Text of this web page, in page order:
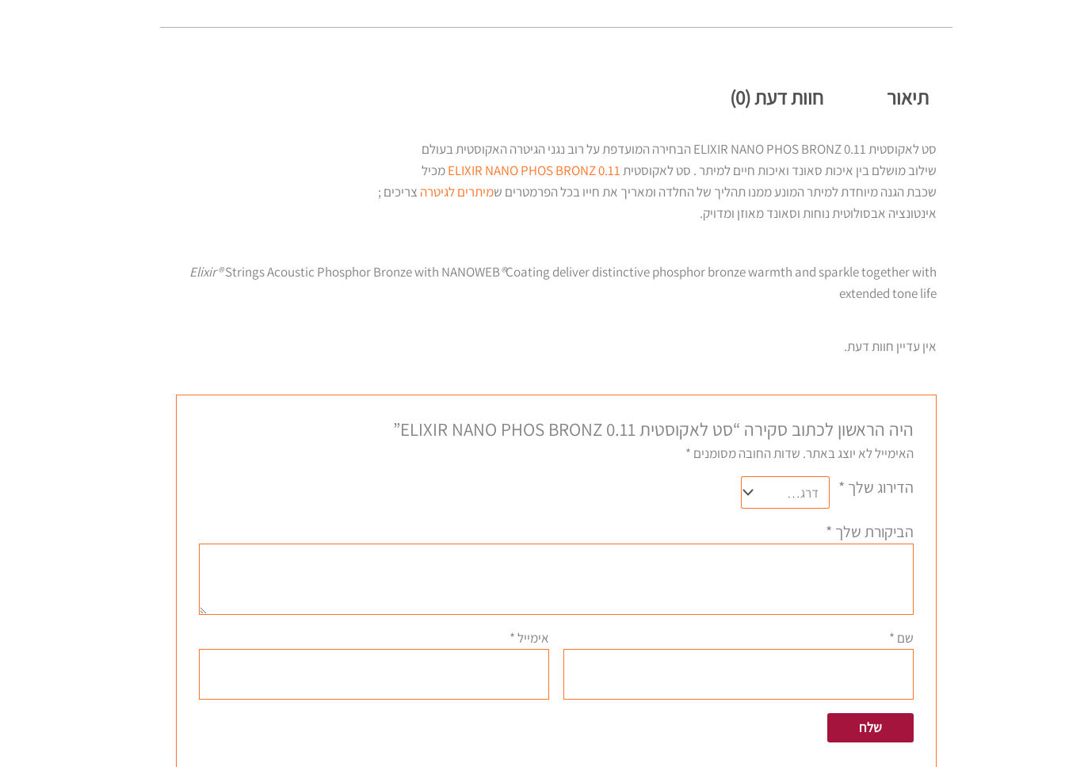
תיאור חוות דעת (0)
סט לאקוסטית ELIXIR NANO PHOS BRONZ 0.11 הבחירה המועדפת על רוב נגני הגיטרה האקוסטית בעולם
שילוב מושלם בין איכות סאונד ואיכות חיים למיתר . סט לאקוסטיתELIXIR NANO PHOS BRONZ 0.11מכיל
שכבת הגנה מיוחדת למיתר המונע ממנו תהליך של החלדה ומאריך את חייו בכל הפרמטרים שמיתרים לגיטרה צריכים ;
אינטונציה אבסולוטית נוחות וסאונד מאוזן ומדויק.
Elixir®Strings Acoustic Phosphor Bronze with NANOWEB®Coating deliver distinctive phosphor bronze warmth and sparkle together with
extended tone life
אין עדיין חוות דעת.
היה הראשון לכתוב סקירה “סט לאקוסטית ELIXIR NANO PHOS BRONZ 0.11”
האימייל לא יוצג באתר. שדות החובה מסומנים *
הדירוג שלך *
הביקורת שלך *
שם * אימייל*